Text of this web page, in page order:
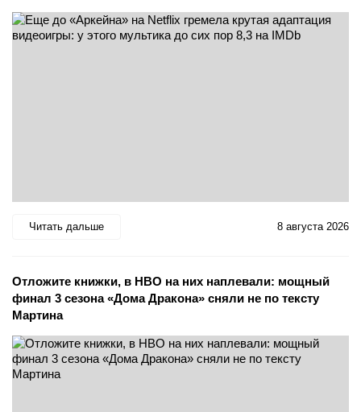
Читать дальше 8 августа 2026
Отложите книжки, в HBO на них наплевали: мощный
финал 3 сезона «Дома Дракона» сняли не по тексту
Мартина